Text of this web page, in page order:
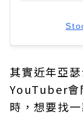
其實近年亞
YouTuber會
時，想要找